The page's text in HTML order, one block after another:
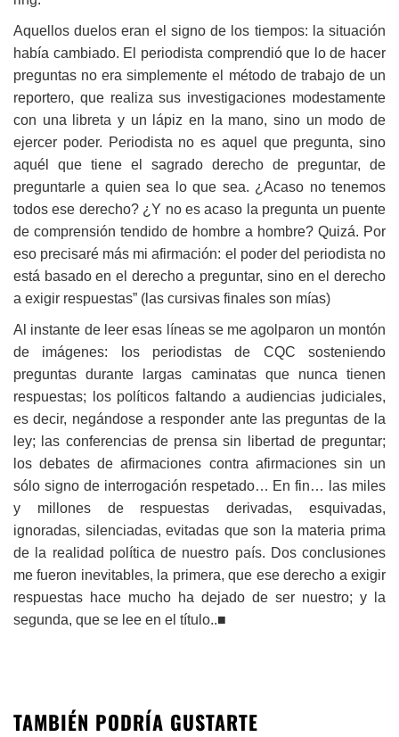
Aquellos duelos eran el signo de los tiempos: la situación
había cambiado. El periodista comprendió que lo de hacer
preguntas no era simplemente el método de trabajo de un
reportero, que realiza sus investigaciones modestamente
con una libreta y un lápiz en la mano, sino un modo de
ejercer poder. Periodista no es aquel que pregunta, sino
aquél que tiene el sagrado derecho de preguntar, de
preguntarle a quien sea lo que sea. ¿Acaso no tenemos
todos ese derecho? ¿Y no es acaso la pregunta un puente
de comprensión tendido de hombre a hombre? Quizá. Por
eso precisaré más mi afirmación: el poder del periodista no
está basado en el derecho a preguntar, sino en el derecho
a exigir respuestas” (las cursivas finales son mías)
Al instante de leer esas líneas se me agolparon un montón
de imágenes: los periodistas de CQC sosteniendo
preguntas durante largas caminatas que nunca tienen
respuestas; los políticos faltando a audiencias judiciales,
es decir, negándose a responder ante las preguntas de la
ley; las conferencias de prensa sin libertad de preguntar;
los debates de afirmaciones contra afirmaciones sin un
sólo signo de interrogación respetado… En fin… las miles
y millones de respuestas derivadas, esquivadas,
ignoradas, silenciadas, evitadas que son la materia prima
de la realidad política de nuestro país. Dos conclusiones
me fueron inevitables, la primera, que ese derecho a exigir
respuestas hace mucho ha dejado de ser nuestro; y la
segunda, que se lee en el título..■
TAMBIÉN PODRÍA GUSTARTE